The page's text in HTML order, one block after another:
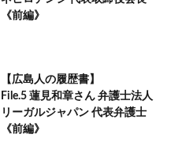
《前編》
【広島人の履歴書】
File.5 蓮見和章さん 弁護士法人
リーガルジャパン 代表弁護士
《前編》